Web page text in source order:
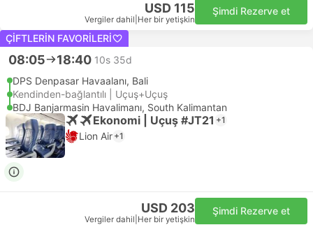
USD 115
Vergiler dahil Her bir yetişkin
Şimdi Rezerve et
ÇIFTLERIN FAVORILERI
08:05 18:40 10s 35d
DPS Denpasar Havaalanı, Bali
Kendinden-bağlantılı | Uçuş+Uçuş
BDJ Banjarmasin Havalimanı, South Kalimantan
Ekonomi | Uçuş #JT21 +1
Lion Air +1
USD 203
Vergiler dahil Her bir yetişkin
Şimdi Rezerve et